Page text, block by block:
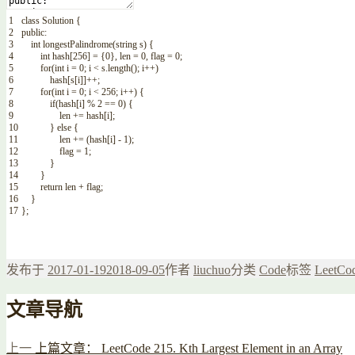
1
2
3
4
5
6
7
8
9
10
11
12
13
14
15
16
17
class Solution {
public:
int longestPalindrome(string s) {
int hash[256] = {0}, len = 0, flag = 0;
for(int i = 0; i < s.length(); i++)
hash[s[i]]++;
for(int i = 0; i < 256; i++) {
if(hash[i] % 2 == 0) {
len += hash[i];
} else {
len += (hash[i] - 1);
flag = 1;
}
}
return len + flag;
}
};
发布于 2017-01-192018-09-05作者 liuchuo分类 Code标签
文章导航
上一 上篇文章： LeetCode 215. Kth Largest Element in an Array